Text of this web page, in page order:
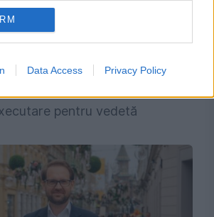
Data Access Privacy Policy
MONDEN
în dosarul în care este
pentru vedetă